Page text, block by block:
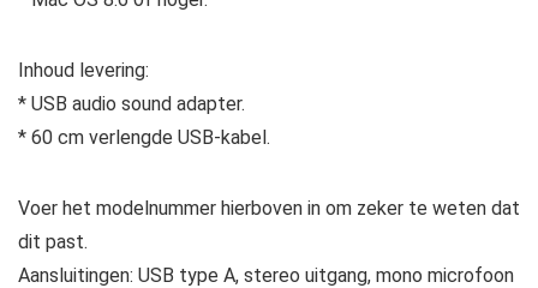
Inhoud levering:
* USB audio sound adapter.
* 60 cm verlengde USB-kabel.
Voer het modelnummer hierboven in om zeker te weten dat
dit past.
Aansluitingen: USB type A, stereo uitgang, mono microfoon